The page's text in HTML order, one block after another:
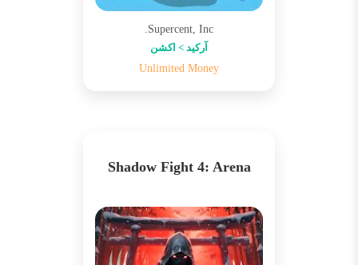
Supercent, Inc.
آرکید > اکشن
Unlimited Money
Shadow Fight 4: Arena